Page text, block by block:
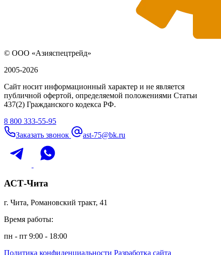
© ООО «Азияспецтрейд»
2005-2026
Сайт носит информационный характер и не является
публичной офертой, определяемой положениями Статьи
437(2) Гражданского кодекса РФ.
8 800 333-55-95
Заказать звонок
ast-75@bk.ru
АСТ-Чита
г. Чита, Романовский тракт, 41
Время работы:
пн - пт 9:00 - 18:00
Политика конфиденциальности Разработка сайта